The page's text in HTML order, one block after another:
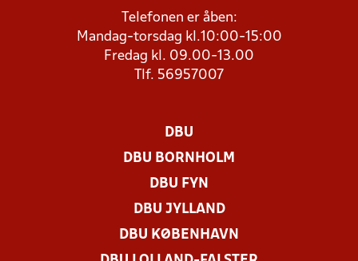
Telefonen er åben:
Mandag-torsdag kl.10:00-15:00
Fredag kl. 09.00-13.00
Tlf. 56957007
DBU
DBU BORNHOLM
DBU FYN
DBU JYLLAND
DBU KØBENHAVN